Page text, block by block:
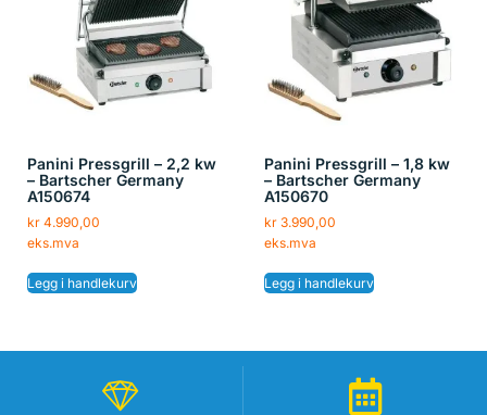
Panini Pressgrill – 2,2 kw
– Bartscher Germany
A150674
kr 4.990,00
eks.mva
Legg i handlekurv
Panini Pressgrill – 1,8 kw
– Bartscher Germany
A150670
kr3.990,00
eks.mva
Legg i handlekurv